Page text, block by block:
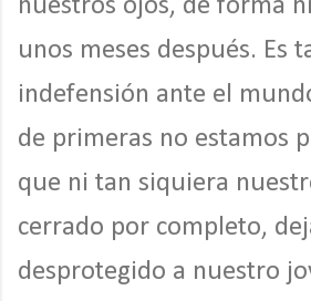
nuestros ojos, de forma
unos meses después. Es
indefensión ante el
de primeras no estamos
que ni tan siquiera
cerrado por completo,
desprotegido a nuestro